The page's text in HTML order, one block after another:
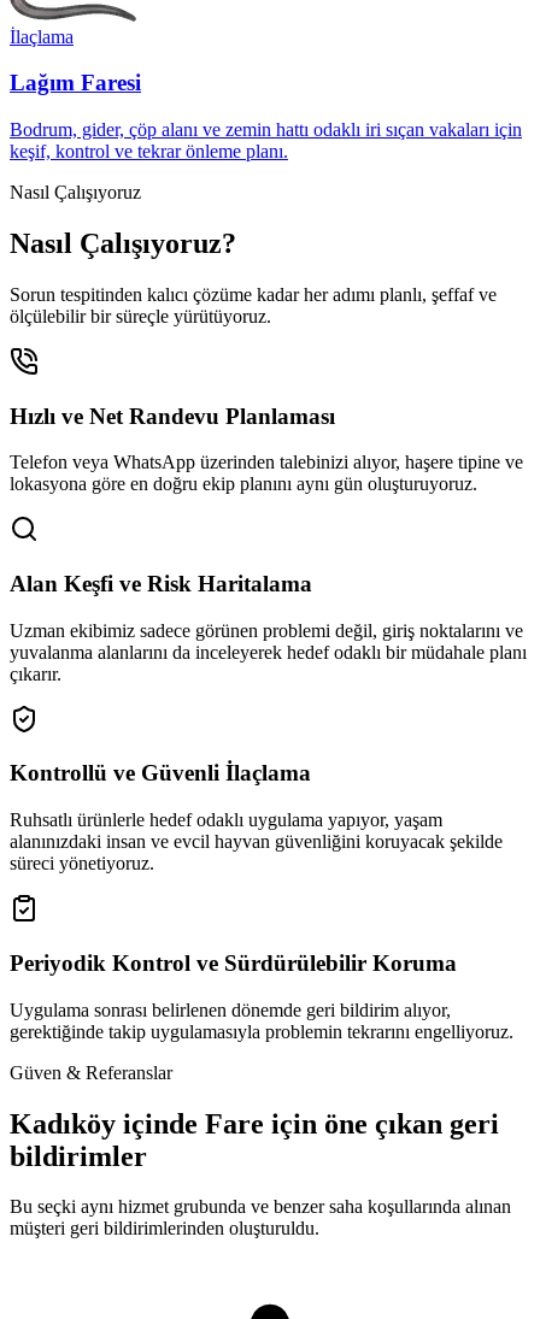
İlaçlama
Lağım Faresi
Bodrum, gider, çöp alanı ve zemin hattı odaklı iri sıçan vakaları için
keşif, kontrol ve tekrar önleme planı.
Nasıl Çalışıyoruz
Nasıl Çalışıyoruz?
Sorun tespitinden kalıcı çözüme kadar her adımı planlı, şeffaf ve
ölçülebilir bir süreçle yürütüyoruz.
Hızlı ve Net Randevu Planlaması
Telefon veya WhatsApp üzerinden talebinizi alıyor, haşere tipine ve
lokasyona göre en doğru ekip planını aynı gün oluşturuyoruz.
Alan Keşfi ve Risk Haritalama
Uzman ekibimiz sadece görünen problemi değil, giriş noktalarını ve
yuvalanma alanlarını da inceleyerek hedef odaklı bir müdahale planı
çıkarır.
Kontrollü ve Güvenli İlaçlama
Ruhsatlı ürünlerle hedef odaklı uygulama yapıyor, yaşam
alanınızdaki insan ve evcil hayvan güvenliğini koruyacak şekilde
süreci yönetiyoruz.
Periyodik Kontrol ve Sürdürülebilir Koruma
Uygulama sonrası belirlenen dönemde geri bildirim alıyor,
gerektiğinde takip uygulamasıyla problemin tekrarını engelliyoruz.
Güven & Referanslar
Kadıköy içinde Fare için öne çıkan geri
bildirimler
Bu seçki aynı hizmet grubunda ve benzer saha koşullarında alınan
müşteri geri bildirimlerinden oluşturuldu.